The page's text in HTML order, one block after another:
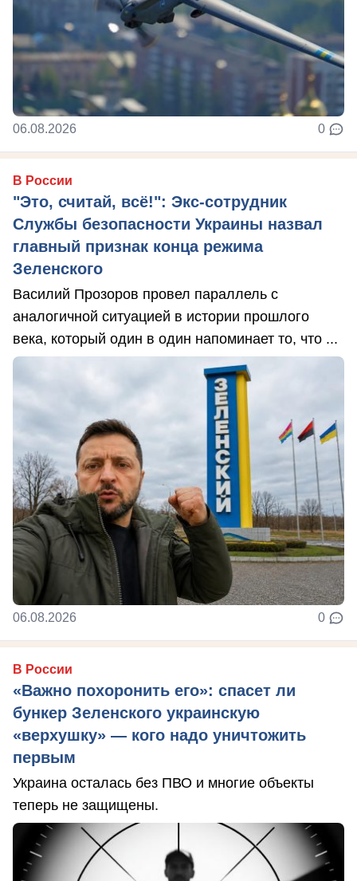
06.08.2026 0
В России
"Это, считай, всё!": Экс-сотрудник
Службы безопасности Украины назвал
главный признак конца режима
Зеленского
Василий Прозоров провел параллель с
аналогичной ситуацией в истории прошлого
века, который один в один напоминает то, что ...
06.08.2026 0
В России
«Важно похоронить его»: спасет ли
бункер Зеленского украинскую
«верхушку» — кого надо уничтожить
первым
Украина осталась без ПВО и многие объекты
теперь не защищены.